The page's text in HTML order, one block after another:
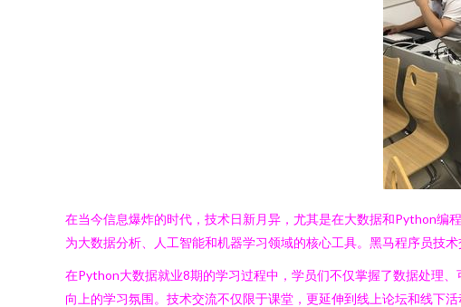
在当今信息爆炸的时代，技术日新月异，尤其是在大数据和Python编
为大数据分析、人工智能和机器学习领域的核心工具。黑马程序员技
在Python大数据就业8期的学习过程中，学员们不仅掌握了数据处理
向上的学习氛围。技术交流不仅限于课堂，更延伸到线上论坛和线下